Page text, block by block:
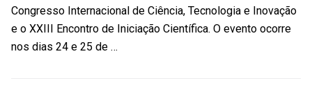
Congresso Internacional de Ciência, Tecnologia e Inovação
e o XXIII Encontro de Iniciação Científica. O evento ocorre
nos dias 24 e 25 de …